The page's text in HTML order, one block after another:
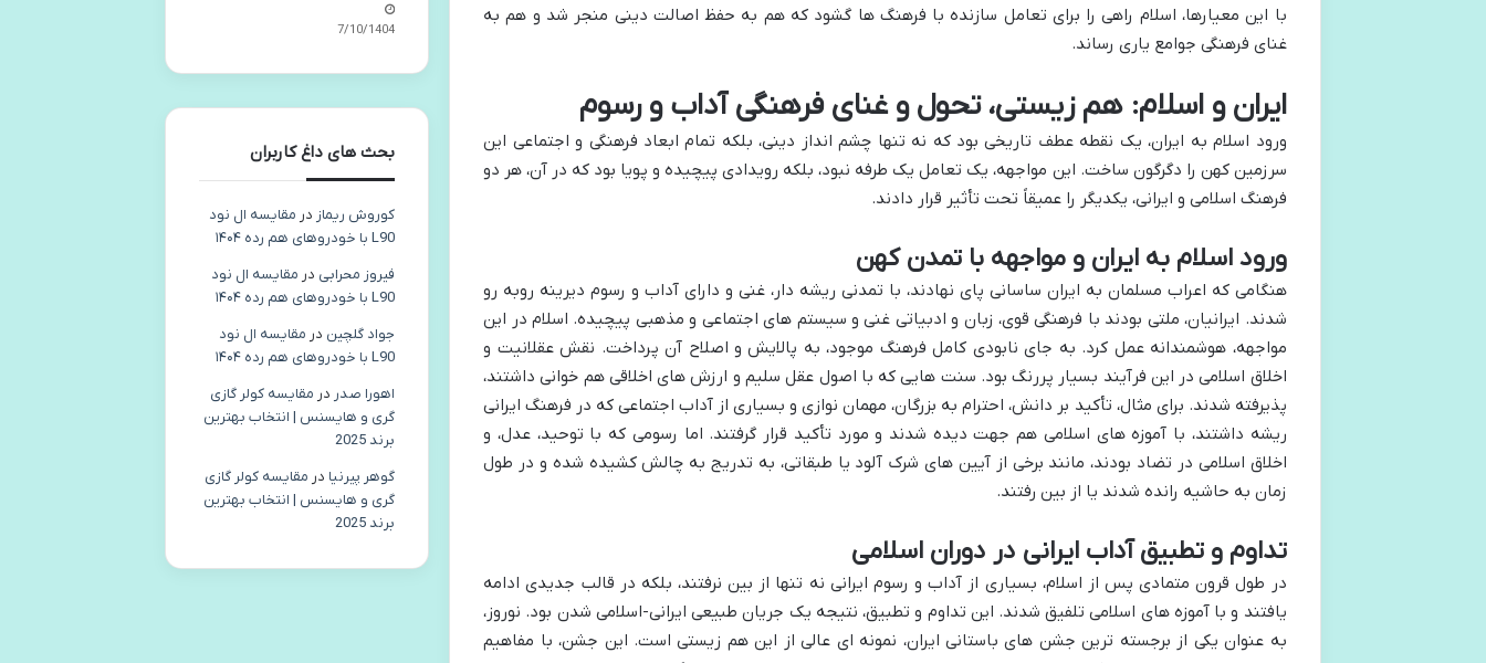
با این معیارها، اسلام راهی را برای تعامل سازنده با فرهنگ ها گشود که هم به حفظ اصالت دینی منجر شد و هم به
غنای فرهنگی جوامع یاری رساند.
ایران و اسلام: هم زیستی، تحول و غنای فرهنگی آداب و رسوم
ورود اسلام به ایران، یک نقطه عطف تاریخی بود که نه تنها چشم انداز دینی، بلکه تمام ابعاد فرهنگی و اجتماعی این
سرزمین کهن را دگرگون ساخت. این مواجهه، یک تعامل یک طرفه نبود، بلکه رویدادی پیچیده و پویا بود که در آن، هر دو
فرهنگ اسلامی و ایرانی، یکدیگر را عمیقاً تحت تأثیر قرار دادند.
ورود اسلام به ایران و مواجهه با تمدن کهن
هنگامی که اعراب مسلمان به ایران ساسانی پای نهادند، با تمدنی ریشه دار، غنی و دارای آداب و رسوم دیرینه روبه رو
شدند. ایرانیان، ملتی بودند با فرهنگی قوی، زبان و ادبیاتی غنی و سیستم های اجتماعی و مذهبی پیچیده. اسلام در این
مواجهه، هوشمندانه عمل کرد. به جای نابودی کامل فرهنگ موجود، به پالایش و اصلاح آن پرداخت. نقش عقلانیت و
اخلاق اسلامی در این فرآیند بسیار پررنگ بود. سنت هایی که با اصول عقل سلیم و ارزش های اخلاقی هم خوانی داشتند،
پذیرفته شدند. برای مثال، تأکید بر دانش، احترام به بزرگان، مهمان نوازی و بسیاری از آداب اجتماعی که در فرهنگ ایرانی
ریشه داشتند، با آموزه های اسلامی هم جهت دیده شدند و مورد تأکید قرار گرفتند. اما رسومی که با توحید، عدل، و
اخلاق اسلامی در تضاد بودند، مانند برخی از آیین های شرک آلود یا طبقاتی، به تدریج به چالش کشیده شده و در طول
زمان به حاشیه رانده شدند یا از بین رفتند.
تداوم و تطبیق آداب ایرانی در دوران اسلامی
در طول قرون متمادی پس از اسلام، بسیاری از آداب و رسوم ایرانی نه تنها از بین نرفتند، بلکه در قالب جدیدی ادامه
یافتند و با آموزه های اسلامی تلفیق شدند. این تداوم و تطبیق، نتیجه یک جریان طبیعی ایرانی-اسلامی شدن بود. نوروز،
به عنوان یکی از برجسته ترین جشن های باستانی ایران، نمونه ای عالی از این هم زیستی است. این جشن، با مفاهیم
07/10/1404
بحث های داغ کاربران
کوروش ریماز در مقایسه ال نود
L90 با خودروهای هم رده ۱۴۰۴
فیروز محرابی در مقایسه ال نود
L90 با خودروهای هم رده ۱۴۰۴
جواد گلچین در مقایسه ال نود
L90 با خودروهای هم رده ۱۴۰۴
اهورا صدر در مقایسه کولر گازی
گری و هایسنس | انتخاب بهترین
برند 2025
گوهر پیرنیا در مقایسه کولر گازی
گری و هایسنس | انتخاب بهترین
برند 2025